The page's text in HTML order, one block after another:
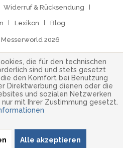
Widerruf & Rücksendung
Lexikon Blog
2026
die für den technischen
sind und stets gesetzt
den Komfort bei Benutzung
Direktwerbung dienen oder die
und sozialen Netzwerken
mit Ihrer Zustimmung gesetzt.
Alle akzeptieren